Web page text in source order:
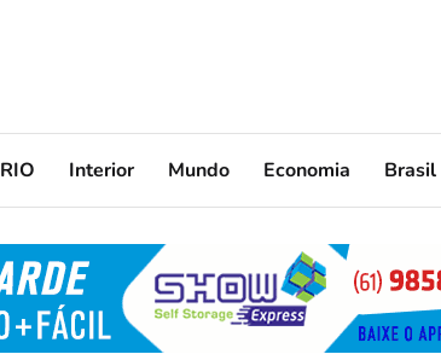
RIO Interior Mundo Economia Brasil